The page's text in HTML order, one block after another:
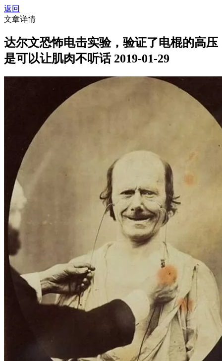
返回
文章详情
达尔文恐怖电击实验，验证了电棍的高压
是可以让肌肉不听话2019-01-29